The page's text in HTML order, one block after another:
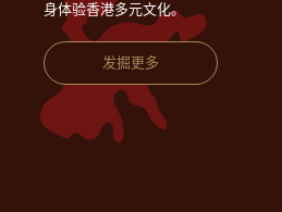
身体验香港多元文化。
发掘更多